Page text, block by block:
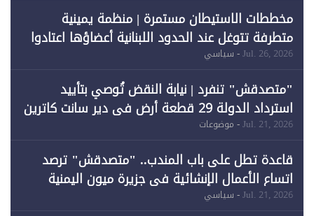
مخططات الاستيطان مستمرة | منظمة يمينية
متطرفة تتوغل عند الحدود اللبنانية أعضاؤها اعتادوا
خرق الحدود
Jul. 26, 2026- سياسي
"متصدقش" تنفرد | نيابة النقض تُوصي بتأييد
استرداد الدولة 29 قطعة أرض في دير سانت كاترين
وقبول طعن الحكومة جزئيًا (1)
Jul. 21, 2026- موضوعات
قاعدة تطل على باب المندب.. "متصدقش" ترصد
اتساع الأعمال الإنشائية في جزيرة ميون اليمنية
Jul. 21, 2026- سياسي